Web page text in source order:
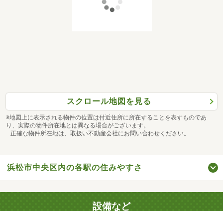
スクロール地図を見る
※地図上に表示される物件の位置は付近住所に所在することを表すものであ
り、実際の物件所在地とは異なる場合がございます。
正確な物件所在地は、取扱い不動産会社にお問い合わせください。
浜松市中央区内の各駅の住みやすさ
設備など